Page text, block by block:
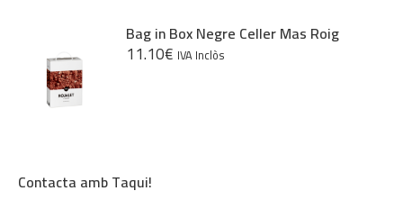
Bag in Box Negre Celler Mas Roig
11.10€ IVA Inclòs
Contacta amb Taqui!